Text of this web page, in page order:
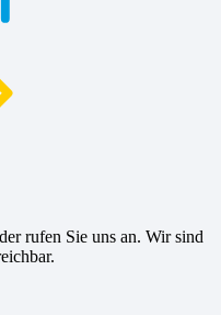
rufen Sie uns an. Wir sind